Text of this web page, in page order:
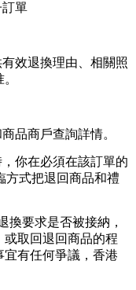
單
效退換理由、相關照
品商戶查詢詳情。
你在必須在該訂單的
方式把退回商品和禮
換要求是否被接納，
或取回退回商品的程
宜有任何爭議，香港